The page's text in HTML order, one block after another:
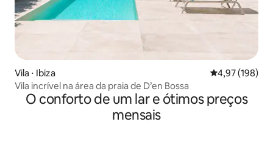
Vila ⋅ Ibiza 4,97 de uma
4,97 (198)
Vila incrível na área da praia de D’en Bossa
O conforto de um lar e ótimos preços
mensais